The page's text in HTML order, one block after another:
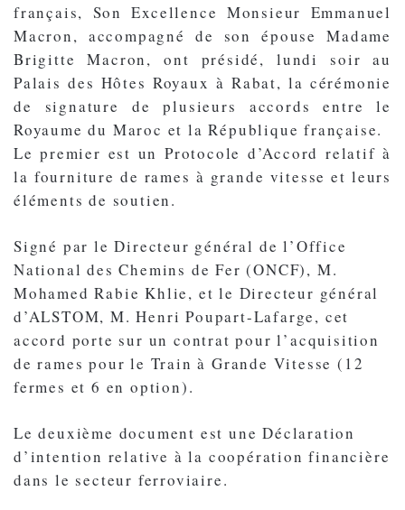
français, Son Excellence Monsieur Emmanuel
Macron, accompagné de son épouse Madame
Brigitte Macron, ont présidé, lundi soir au
Palais des Hôtes Royaux à Rabat, la cérémonie
de signature de plusieurs accords entre le
Royaume du Maroc et la République française.
Le premier est un Protocole d’Accord relatif à
la fourniture de rames à grande vitesse et leurs
éléments de soutien.
Signé par le Directeur général de l’Office
National des Chemins de Fer (ONCF), M.
Mohamed Rabie Khlie, et le Directeur général
d’ALSTOM, M. Henri Poupart-Lafarge, cet
accord porte sur un contrat pour l’acquisition
de rames pour le Train à Grande Vitesse (12
fermes et 6 en option).
Le deuxième document est une Déclaration
d’intention relative à la coopération financière
dans le secteur ferroviaire.